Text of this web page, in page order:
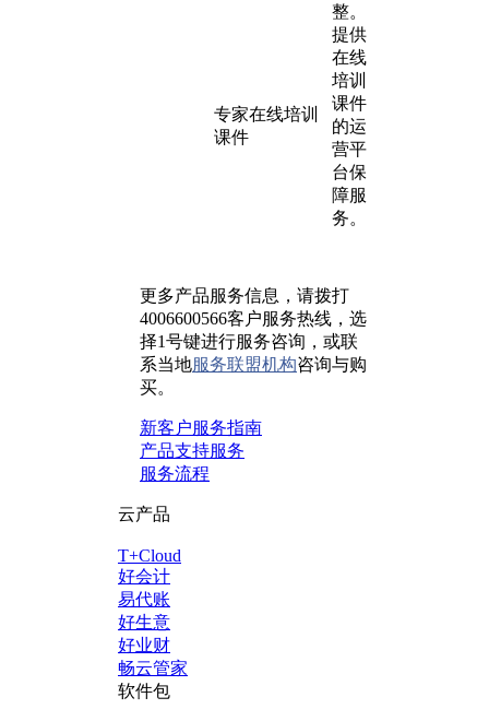
整。
专家在线培训
课件
提供
在线
培训
课件
的运
营平
台保
障服
务。
更多产品服务信息，请拨打
4006600566客户服务热线，选
择1号键进行服务咨询，或联
系当地服务联盟机构咨询与购
买。
新客户服务指南
产品支持服务
服务流程
云产品
T+Cloud
好会计
易代账
好生意
好业财
畅云管家
软件包